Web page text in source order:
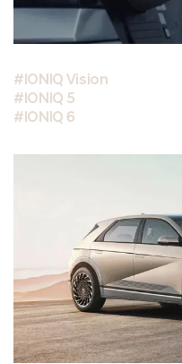
#IONIQ Vision
#IONIQ 5
#IONIQ 6